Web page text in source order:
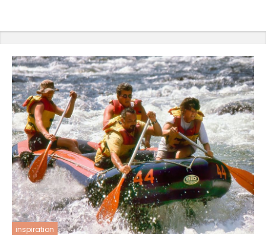
inspiration